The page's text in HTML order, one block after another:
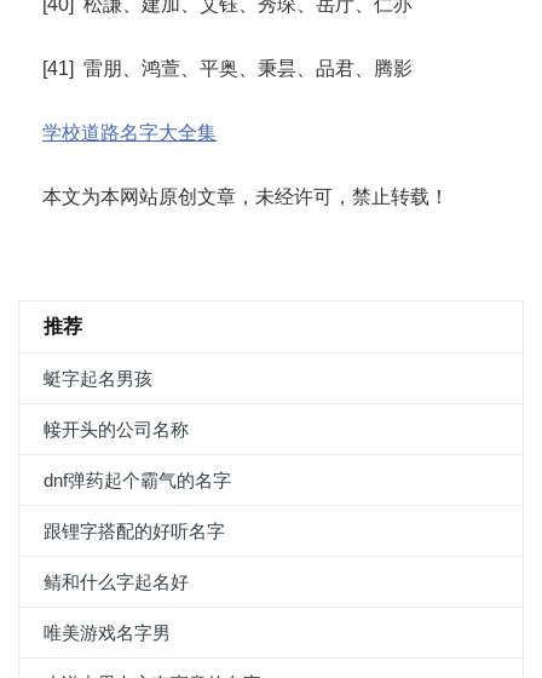
[40] 松謙、建加、艾钰、秀琛、岳厅、仁亦
[41] 雷朋、鸿萱、平奥、秉昙、品君、腾影
学校道路名字大全集
本文为本网站原创文章，未经许可，禁止转载！
推荐
蜓字起名男孩
帹开头的公司名称
dnf弹药起个霸气的名字
跟锂字搭配的好听名字
鲭和什么字起名好
唯美游戏名字男